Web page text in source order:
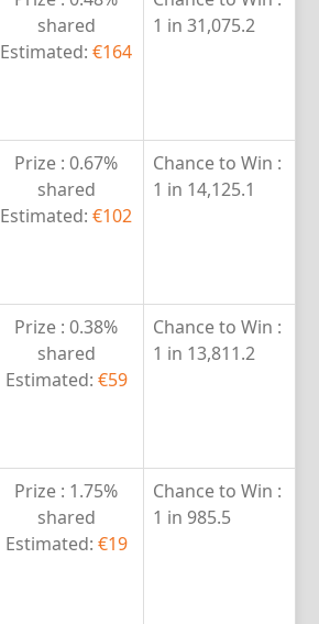
shared
Estimated: €164
1 in 31,075.2
Prize : 0.67%
shared
Estimated: €102
Chance to Win :
1 in 14,125.1
Prize : 0.38%
shared
Estimated: €59
Chance to Win :
1 in 13,811.2
Prize : 1.75%
shared
Estimated: €19
Chance to Win :
1 in 985.5